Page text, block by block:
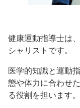
健康運動指導士は
シャリストです。
医学的知識と運動
態や体力に合わせ
る役割を担います。